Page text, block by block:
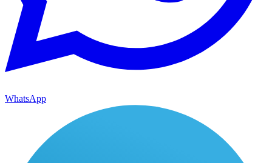
WhatsApp